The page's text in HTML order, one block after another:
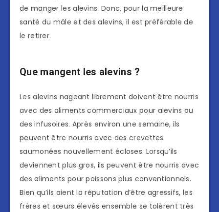
de manger les alevins. Donc, pour la meilleure
santé du mâle et des alevins, il est préférable de
le retirer.
Que mangent les alevins ?
Les alevins nageant librement doivent être nourris
avec des aliments commerciaux pour alevins ou
des infusoires. Après environ une semaine, ils
peuvent être nourris avec des crevettes
saumonées nouvellement écloses. Lorsqu’ils
deviennent plus gros, ils peuvent être nourris avec
des aliments pour poissons plus conventionnels.
Bien qu’ils aient la réputation d’être agressifs, les
frères et sœurs élevés ensemble se tolèrent très